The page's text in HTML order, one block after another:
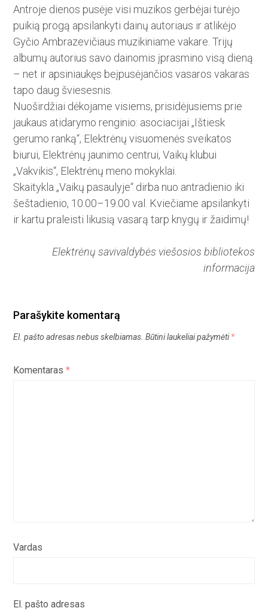
Antroje dienos pusėje visi muzikos gerbėjai turėjo
puikią progą apsilankyti dainų autoriaus ir atlikėjo
Gyčio Ambrazevičiaus muzikiniame vakare. Trijų
albumų autorius savo dainomis įprasmino visą dieną
– net ir apsiniaukęs beįpusėjančios vasaros vakaras
tapo daug šviesesnis.
Nuoširdžiai dėkojame visiems, prisidėjusiems prie
jaukaus atidarymo renginio: asociacijai „Ištiesk
gerumo ranką“, Elektrėnų visuomenės sveikatos
biurui, Elektrėnų jaunimo centrui, Vaikų klubui
„Vakvikis“, Elektrėnų meno mokyklai.
Skaitykla „Vaikų pasaulyje“ dirba nuo antradienio iki
šeštadienio, 10.00–19.00 val. Kviečiame apsilankyti
ir kartu praleisti likusią vasarą tarp knygų ir žaidimų!
Elektrėnų savivaldybės viešosios bibliotekos
informacija
Parašykite komentarą
El. pašto adresas nebus skelbiamas. Būtini laukeliai pažymėti*
Komentaras*
Vardas
El. pašto adresas